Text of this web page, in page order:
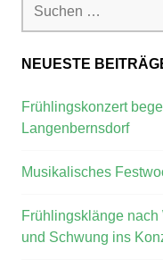
NEUESTE
Frühlingskonzert
Langenbernsdorf
Musikalisches
Frühlingsklänge nach
und Schwung ins